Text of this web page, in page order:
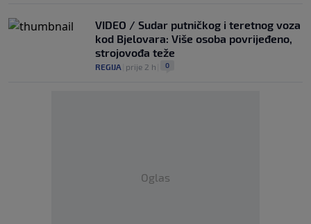
VIDEO / Sudar putničkog i teretnog voza
kod Bjelovara: Više osoba povrijeđeno,
strojovođa teže
REGIJA prije 2 h 0
Oglas